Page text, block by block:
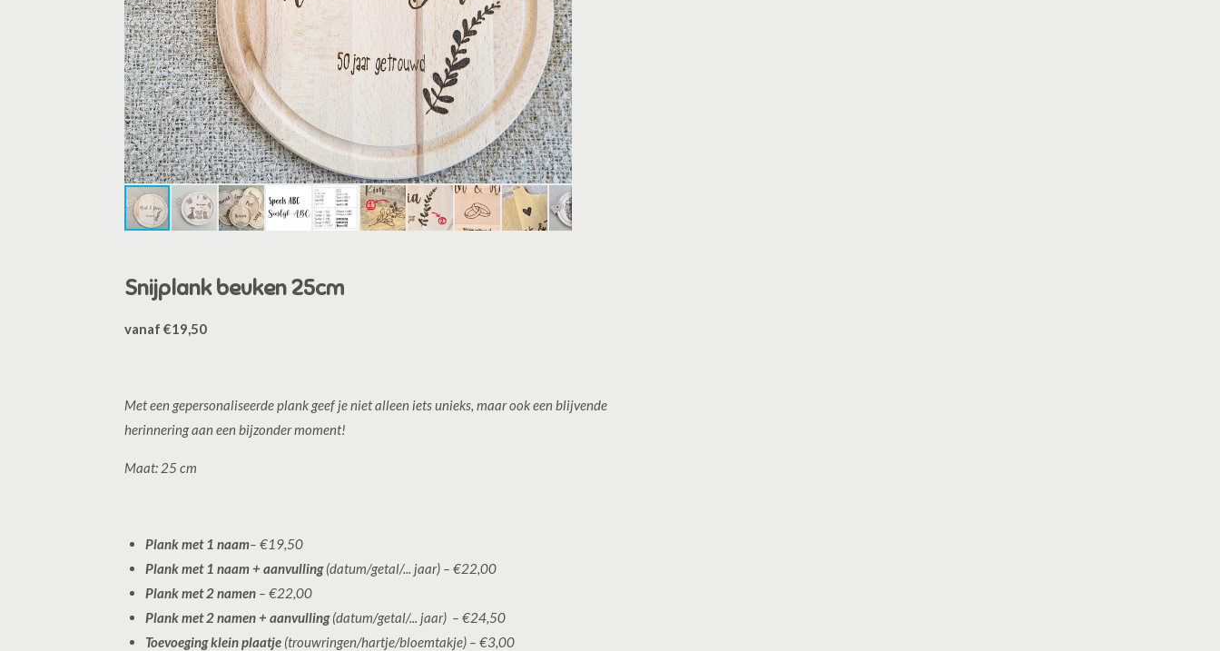
Snijplank beuken 25cm
vanaf €19,50
Met een gepersonaliseerde plank geef je niet alleen iets unieks, maar ook een blijvende
herinnering aan een bijzonder moment!
Maat: 25 cm
Plank met 1 naam– €19,50
Plank met 1 naam + aanvulling (datum/getal/... jaar) – €22,00
Plank met 2 namen– €22,00
Plank met 2 namen + aanvulling(datum/getal/... jaar) – €24,50
Toevoeging klein plaatje(trouwringen/hartje/bloemtakje) – €3,00